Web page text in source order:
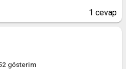
1 cevap
gösterim